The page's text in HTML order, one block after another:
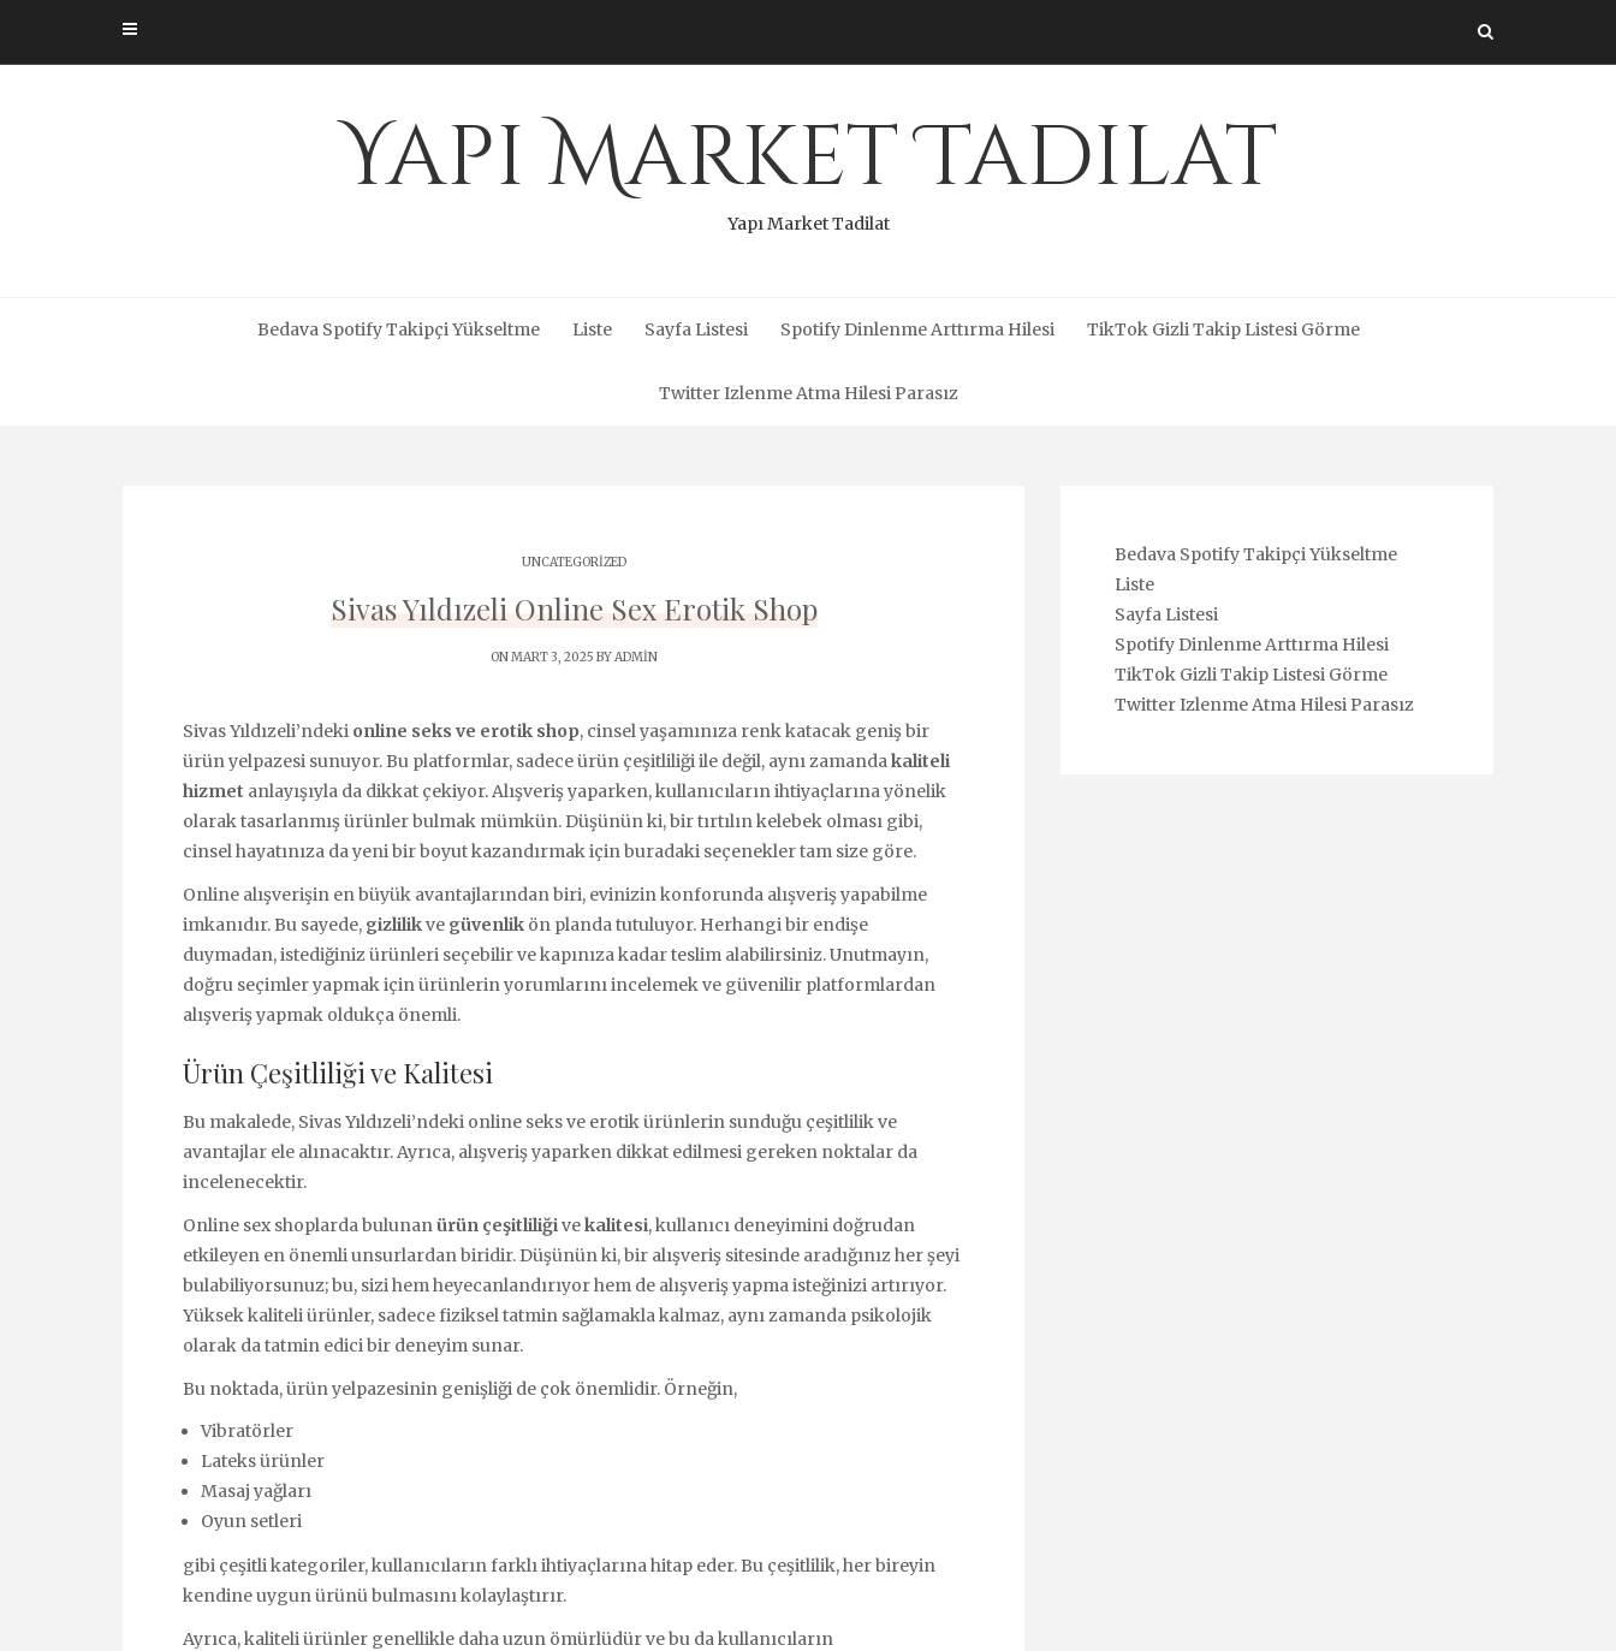
content
Yapı Market Tadilat
Yapı Market Tadilat
Bedava Spotify Takipçi Yükseltme Liste Sayfa Listesi Spotify Dinlenme Arttırma Hilesi TikTok Gizli Takip Listesi Görme
Twitter Izlenme Atma Hilesi Parasız
UNCATEGORIZED
Sivas Yıldızeli Online Sex Erotik Shop
ON MART 3, 2025 BYADMIN
Sivas Yıldızeli’ndeki online seks ve erotik shop, cinsel yaşamınıza renk katacak geniş bir
ürün yelpazesi sunuyor. Bu platformlar, sadece ürün çeşitliliği ile değil, aynı zamandakaliteli
hizmet anlayışıyla da dikkat çekiyor. Alışveriş yaparken, kullanıcıların ihtiyaçlarına yönelik
olarak tasarlanmış ürünler bulmak mümkün. Düşünün ki, bir tırtılın kelebek olması gibi,
cinsel hayatınıza da yeni bir boyut kazandırmak için buradaki seçenekler tam size göre.
Online alışverişin en büyük avantajlarından biri, evinizin konforunda alışveriş yapabilme
imkanıdır. Bu sayede, gizlilikve güvenlik ön planda tutuluyor. Herhangi bir endişe
duymadan, istediğiniz ürünleri seçebilir ve kapınıza kadar teslim alabilirsiniz. Unutmayın,
doğru seçimler yapmak için ürünlerin yorumlarını incelemek ve güvenilir platformlardan
alışveriş yapmak oldukça önemli.
Ürün Çeşitliliği ve Kalitesi
Bu makalede, Sivas Yıldızeli’ndeki online seks ve erotik ürünlerin sunduğu çeşitlilik ve
avantajlar ele alınacaktır. Ayrıca, alışveriş yaparken dikkat edilmesi gereken noktalar da
incelenecektir.
Online sex shoplarda bulunanürün çeşitliliğivekalitesi, kullanıcı deneyimini doğrudan
etkileyen en önemli unsurlardan biridir. Düşünün ki, bir alışveriş sitesinde aradığınız her şeyi
bulabiliyorsunuz; bu, sizi hem heyecanlandırıyor hem de alışveriş yapma isteğinizi artırıyor.
Yüksek kaliteli ürünler, sadece fiziksel tatmin sağlamakla kalmaz, aynı zamanda psikolojik
olarak da tatmin edici bir deneyim sunar.
Bu noktada, ürün yelpazesinin genişliği de çok önemlidir. Örneğin,
Vibratörler
Lateks ürünler
Masaj yağları
Oyun setleri
gibi çeşitli kategoriler, kullanıcıların farklı ihtiyaçlarına hitap eder. Bu çeşitlilik, her bireyin
kendine uygun ürünü bulmasını kolaylaştırır.
Ayrıca, kaliteli ürünler genellikle daha uzun ömürlüdür ve bu da kullanıcıların
Bedava Spotify Takipçi Yükseltme
Liste
Sayfa Listesi
Spotify Dinlenme Arttırma Hilesi
TikTok Gizli Takip Listesi Görme
Twitter Izlenme Atma Hilesi Parasız